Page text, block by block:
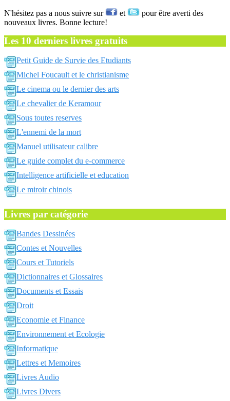
N'hésitez pas a nous suivre sur et
pour être averti des
nouveaux livres. Bonne lecture!
Les 10 derniers livres gratuits
Petit Guide de Survie des Etudiants
Michel Foucault et le christianisme
Le cinema ou le dernier des arts
Le chevalier de Keramour
Sous toutes reserves
L'ennemi de la mort
Manuel utilisateur calibre
Le guide complet du e-commerce
Intelligence artificielle et education
Le miroir chinois
Livres par catégorie
Bandes Dessinées
Contes et Nouvelles
Cours et Tutoriels
Dictionnaires et Glossaires
Documents et Essais
Droit
Economie et Finance
Environnement et Ecologie
Informatique
Lettres et Memoires
Livres Audio
Livres Divers